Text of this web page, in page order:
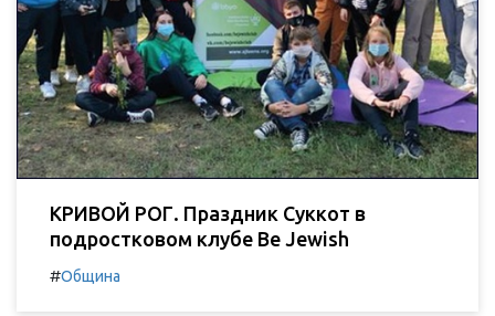
КРИВОЙ РОГ. Праздник Суккот в
подростковом клубе Be Jewish
#Община